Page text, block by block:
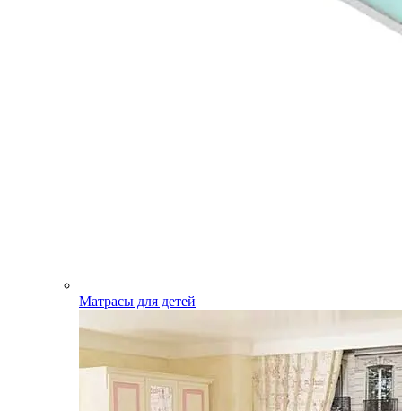
Матрасы для детей